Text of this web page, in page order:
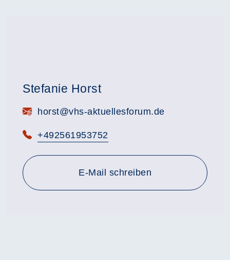
Stefanie Horst
E-Mail:horst@vhs-aktuellesforum.de
Telefon:
+492561953752
E-Mail schreiben